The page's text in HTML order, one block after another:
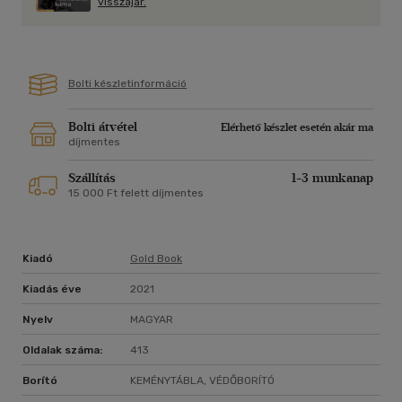
történetének egyik legmeghatározóbb eseményéről,
Bolti készletinformáció
Bolti átvétel
Elérhető készlet esetén akár ma
díjmentes
Szállítás 1-3 munkanap
15 000 Ft felett díjmentes
Kiadó Gold Book
Kiadás éve 2021
Nyelv MAGYAR
Oldalak száma: 413
Borító KEMÉNYTÁBLA, VÉDŐBORÍTÓ